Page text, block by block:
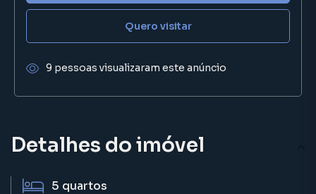
Detalhes do imóvel
5 quartos
Quero visitar
9 pessoas visualizaram este anúncio